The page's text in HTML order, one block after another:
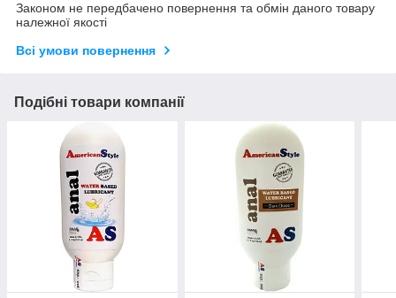
Законом не передбачено повернення та обмін даного товару
належної якості
Всі умови повернення
Подібні товари компанії